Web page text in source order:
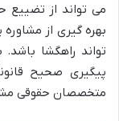
می تواند از تضییع
بهره گیری از
تواند راهگشا باشد.
پیگیری صحیح
متخصصان حقوقی